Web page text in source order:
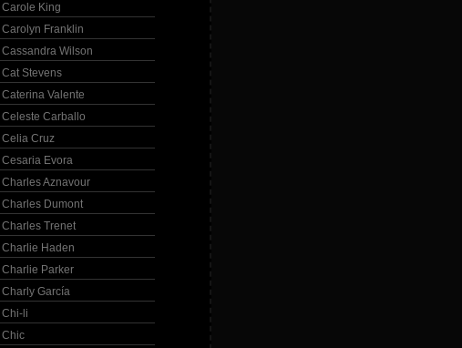
Carole King
Carolyn Franklin
Cassandra Wilson
Cat Stevens
Caterina Valente
Celeste Carballo
Celia Cruz
Cesaria Evora
Charles Aznavour
Charles Dumont
Charles Trenet
Charlie Haden
Charlie Parker
Charly García
Chi-li
Chic